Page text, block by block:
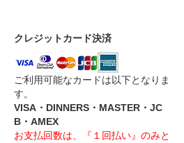
クレジットカード決済
ご利用可能なカードは以下となりま
す。
VISA・DINNERS・MASTER・JC
B・AMEX
お支払回数は、『１回払い』のみと